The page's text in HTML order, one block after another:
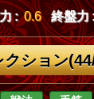
: 0.6 終盤力
クション